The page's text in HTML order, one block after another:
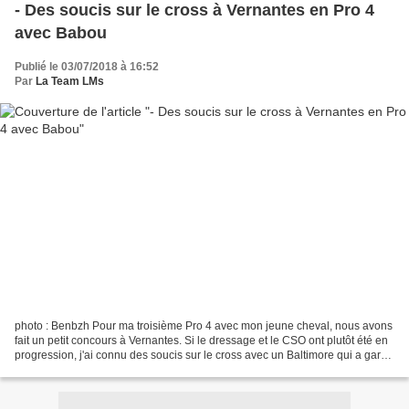
- Des soucis sur le cross à Vernantes en Pro 4
avec Babou
Publié le 03/07/2018 à 16:52
Par La Team LMs
photo : Benbzh Pour ma troisième Pro 4 avec mon jeune cheval, nous avons
fait un petit concours à Vernantes. Si le dressage et le CSO ont plutôt été en
progression, j'ai connu des soucis sur le cross avec un Baltimore qui a gardé